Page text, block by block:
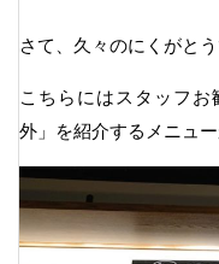
さて、久々のにくがと
こちらにはスタッフ
外」を紹介するメニュ